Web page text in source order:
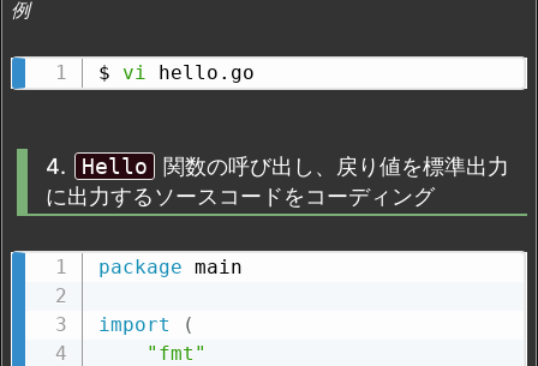
例
$ vi hello.go
4. Hello
関数の呼び出し、戻り値を標準出力
に出力するソースコードをコーディング
package main
import
(
"fmt"